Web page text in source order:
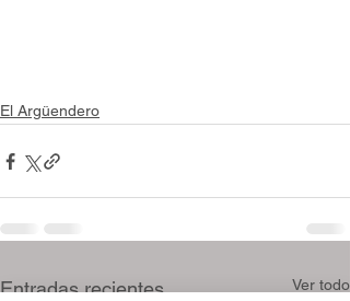
El Argüendero
Entradas recientes Ver todo